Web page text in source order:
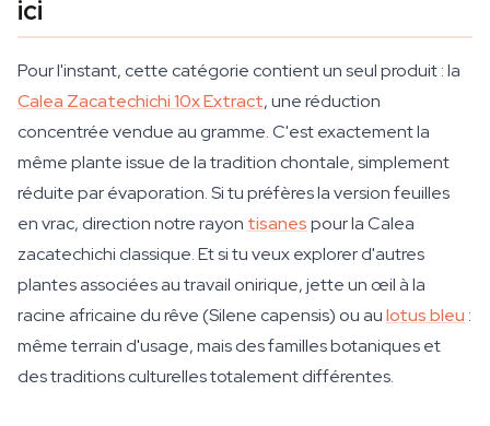
ici
Pour l'instant, cette catégorie contient un seul produit : la
Calea Zacatechichi 10x Extract, une réduction
concentrée vendue au gramme. C'est exactement la
même plante issue de la tradition chontale, simplement
réduite par évaporation. Si tu préfères la version feuilles
en vrac, direction notre rayon tisanespour la Calea
zacatechichi classique. Et si tu veux explorer d'autres
plantes associées au travail onirique, jette un œil à la
racine africaine du rêve (Silene capensis) ou aulotus bleu :
même terrain d'usage, mais des familles botaniques et
des traditions culturelles totalement différentes.